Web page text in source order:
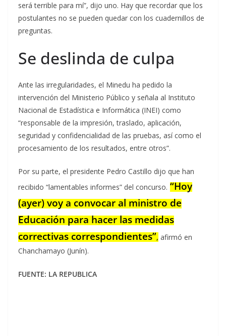
será terrible para mí”, dijo uno. Hay que recordar que los
postulantes no se pueden quedar con los cuadernillos de
preguntas.
Se deslinda de culpa
Ante las irregularidades, el Minedu ha pedido la
intervención del Ministerio Público y señala al Instituto
Nacional de Estadística e Informática (INEI) como
“responsable de la impresión, traslado, aplicación,
seguridad y confidencialidad de las pruebas, así como el
procesamiento de los resultados, entre otros”.
Por su parte, el presidente Pedro Castillo dijo que han
recibido “lamentables informes” del concurso. “Hoy
(ayer) voy a convocar al ministro de
Educación para hacer las medidas
correctivas correspondientes”, afirmó en
Chanchamayo (Junín).
FUENTE: LA REPUBLICA